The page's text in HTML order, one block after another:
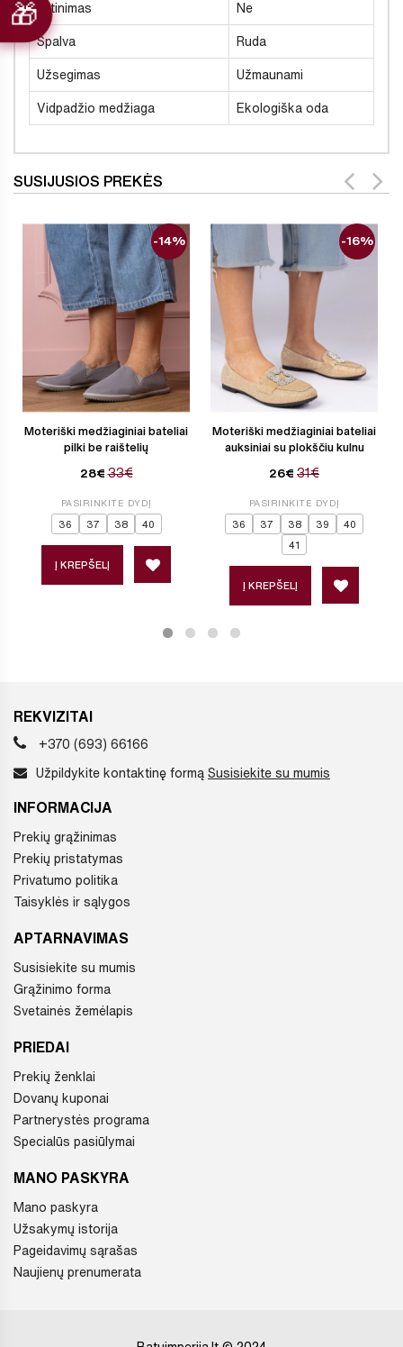
Šiltinimas Ne
Spalva Ruda
Užsegimas Užmaunami
Vidpadžio medžiaga Ekologiška oda
SUSIJUSIOS PREKĖS
Moteriški medžiaginiai bateliai
pilki be raištelių
28€ 33€
-14%
PASIRINKITE DYDĮ
36 37 38 40
Į KREPŠELĮ
Moteriški medžiaginiai bateliai
auksiniai su plokščiu kulnu
26€ 31€
-16%
PASIRINKITE DYDĮ
36 37 38 39 40
41
Į KREPŠELĮ
REKVIZITAI
+370 (693) 66166
Užpildykite kontaktinę formą Susisiekite su mumis
INFORMACIJA
Prekių grąžinimas
Prekių pristatymas
Privatumo politika
Taisyklės ir sąlygos
APTARNAVIMAS
Susisiekite su mumis
Grąžinimo forma
Svetainės žemėlapis
PRIEDAI
Prekių ženklai
Dovanų kuponai
Partnerystės programa
Specialūs pasiūlymai
MANO PASKYRA
Mano paskyra
Užsakymų istorija
Pageidavimų sąrašas
Naujienų prenumerata